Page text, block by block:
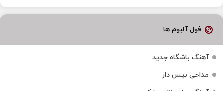
فول آلبوم ها
آهنگ باشگاه جدید
مداحی بیس دار